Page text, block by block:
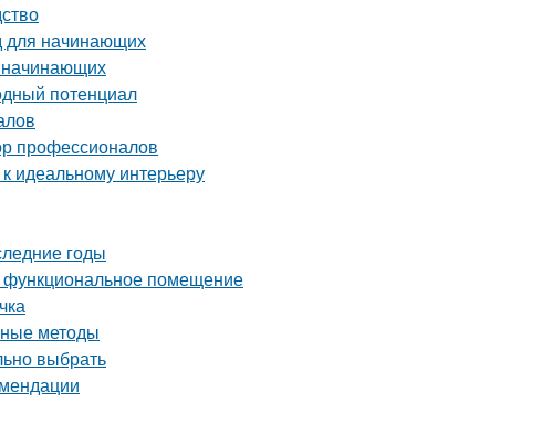
для начинающих
начинающих
потенциал
профессионалов
идеальному интерьеру
годы
функциональное помещение
методы
выбрать